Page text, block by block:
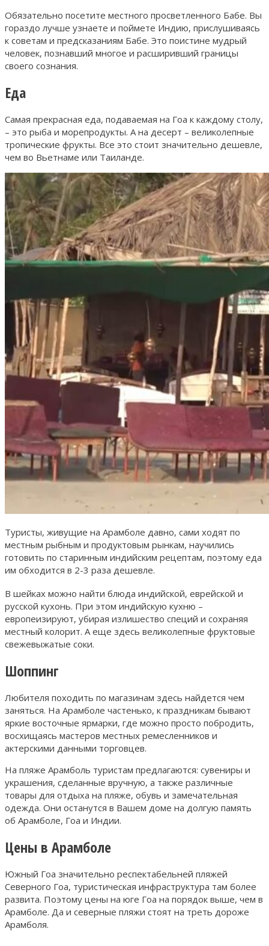
Обязательно посетите местного просветленного Бабе. Вы
гораздо лучше узнаете и поймете Индию, прислушиваясь
к советам и предсказаниям Бабе. Это поистине мудрый
человек, познавший многое и расширивший границы
своего сознания.
Еда
Самая прекрасная еда, подаваемая на Гоа к каждому столу,
– это рыба и морепродукты. А на десерт – великолепные
тропические фрукты. Все это стоит значительно дешевле,
чем во Вьетнаме или Таиланде.
Туристы, живущие на Арамболе давно, сами ходят по
местным рыбным и продуктовым рынкам, научились
готовить по старинным индийским рецептам, поэтому еда
им обходится в 2-3 раза дешевле.
В шейках можно найти блюда индийской, еврейской и
русской кухонь. При этом индийскую кухню –
европеизируют, убирая излишество специй и сохраняя
местный колорит. А еще здесь великолепные фруктовые
свежевыжатые соки.
Шоппинг
Любителя походить по магазинам здесь найдется чем
заняться. На Арамболе частенько, к праздникам бывают
яркие восточные ярмарки, где можно просто побродить,
восхищаясь мастеров местных ремесленников и
актерскими данными торговцев.
На пляже Арамболь туристам предлагаются: сувениры и
украшения, сделанные вручную, а также различные
товары для отдыха на пляже, обувь и замечательная
одежда. Они останутся в Вашем доме на долгую память
об Арамболе, Гоа и Индии.
Цены в Арамболе
Южный Гоа значительно респектабельней пляжей
Северного Гоа, туристическая инфраструктура там более
развита. Поэтому цены на юге Гоа на порядок выше, чем в
Арамболе. Да и северные пляжи стоят на треть дороже
Арамболя.